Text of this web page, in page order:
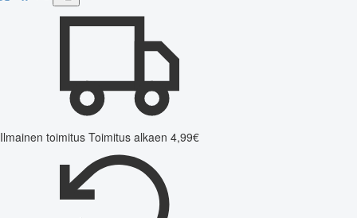
Ilmainen toimitus Toimitus alkaen 4,99€